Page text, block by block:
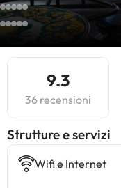
9.3
36 recensioni
​Strutture e servizi
Wifi e Internet